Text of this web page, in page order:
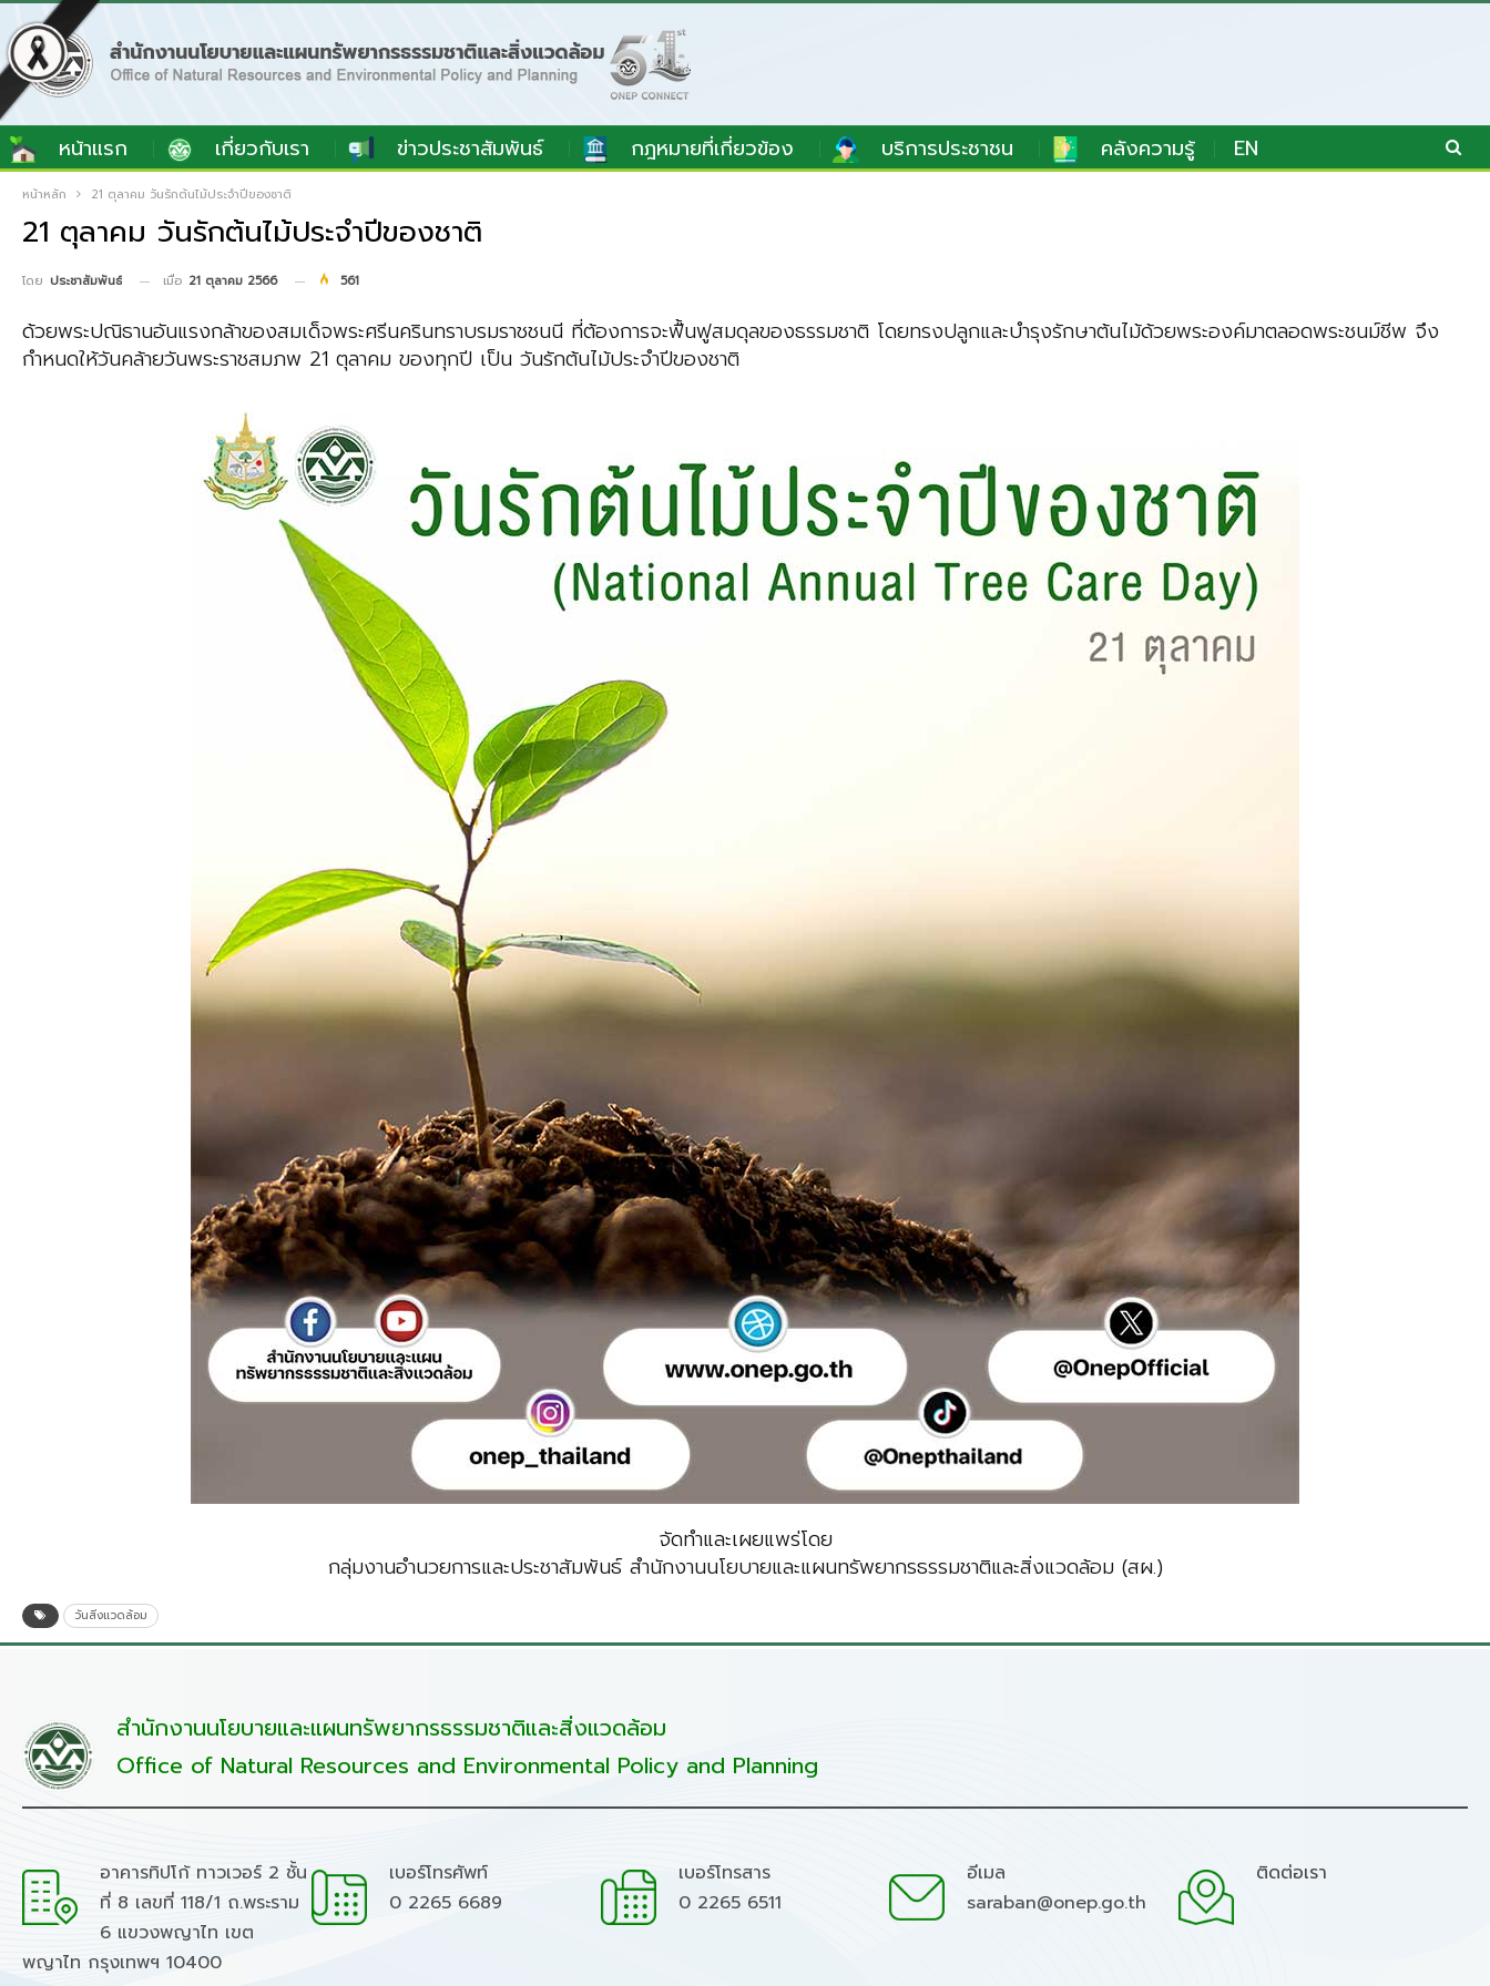
หน้าแรก เกี่ยวกับเรา ข่าวประชาสัมพันธ์ กฎหมายที่เกี่ยวข้อง บริการประชาชน คลังความรู้ EN
หน้าหลัก 21 ตุลาคม วันรักต้นไม้ประจำปีของชาติ
21 ตุลาคม วันรักต้นไม้ประจำปีของชาติ
โดย ประชาสัมพันธ์ เมื่อ 21 ตุลาคม 2566 561
ด้วยพระปณิธานอันแรงกล้าของสมเด็จพระศรีนครินทราบรมราชชนนี ที่ต้องการจะฟื้นฟูสมดุลของธรรมชาติ โดยทรงปลูกและบำรุงรักษาต้นไม้ด้วยพระองค์มาตลอดพระชนม์ชีพ จึง
กำหนดให้วันคล้ายวันพระราชสมภพ 21 ตุลาคม ของทุกปี เป็น วันรักต้นไม้ประจำปีของชาติ
จัดทำและเผยแพร่โดย
กลุ่มงานอำนวยการและประชาสัมพันธ์ สำนักงานนโยบายและแผนทรัพยากรธรรมชาติและสิ่งแวดล้อม (สผ.)
วันสิ่งแวดล้อม
สำนักงานนโยบายและแผนทรัพยากรธรรมชาติและสิ่งแวดล้อม
Office of Natural Resources and Environmental Policy and Planning
อาคารทิปโก้ ทาวเวอร์ 2 ชั้น
ที่ 8 เลขที่ 118/1 ถ.พระราม
6 แขวงพญาไท เขต
พญาไท กรุงเทพฯ 10400
เบอร์โทรศัพท์
0 2265 6689
เบอร์โทรสาร
0 2265 6511
อีเมล
saraban@onep.go.th
ติดต่อเรา